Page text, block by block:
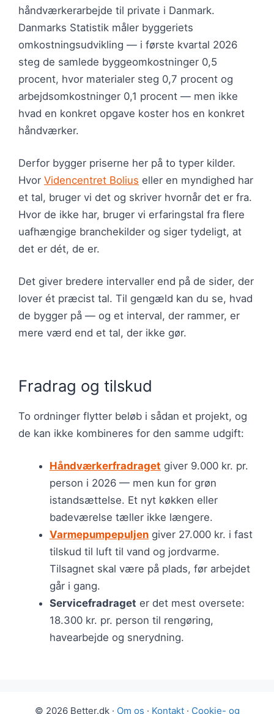
håndværkerarbejde til private i Danmark.
Danmarks Statistik måler byggeriets
omkostningsudvikling — i første kvartal 2026
steg de samlede byggeomkostninger 0,5
procent, hvor materialer steg 0,7 procent og
arbejdsomkostninger 0,1 procent — men ikke
hvad en konkret opgave koster hos en konkret
håndværker.
Derfor bygger priserne her på to typer kilder.
Hvor Videncentret Bolius eller en myndighed har
et tal, bruger vi det og skriver hvornår det er fra.
Hvor de ikke har, bruger vi erfaringstal fra flere
uafhængige branchekilder og siger tydeligt, at
det er dét, de er.
Det giver bredere intervaller end på de sider, der
lover ét præcist tal. Til gengæld kan du se, hvad
de bygger på — og et interval, der rammer, er
mere værd end et tal, der ikke gør.
Fradrag og tilskud
To ordninger flytter beløb i sådan et projekt, og
de kan ikke kombineres for den samme udgift:
Håndværkerfradraget giver 9.000 kr. pr.
person i 2026 — men kun for grøn
istandsættelse. Et nyt køkken eller
badeværelse tæller ikke længere.
Varmepumpepuljen giver 27.000 kr. i fast
tilskud til luft til vand og jordvarme.
Tilsagnet skal være på plads, før arbejdet
går i gang.
Servicefradraget er det mest oversete:
18.300 kr. pr. person til rengøring,
havearbejde og snerydning.
© 2026 Better.dk · Om os · Kontakt· Cookie- og